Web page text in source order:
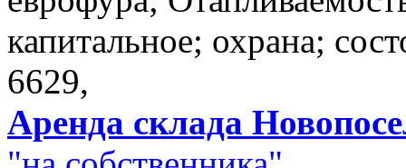
капитальное; охрана;
6629,
Аренда склада